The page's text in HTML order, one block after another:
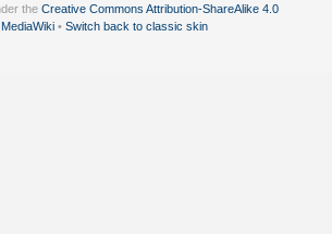
the Creative Commons Attribution-ShareAlike 4.0
MediaWiki • Switch back to classic skin